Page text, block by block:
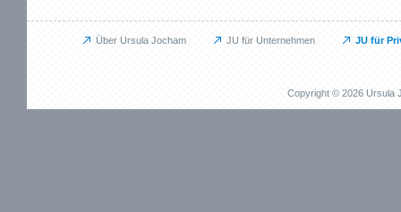
Über Ursula Jocham JU für Unternehmen JU für
JU für
Copyright © 2026 Ursula